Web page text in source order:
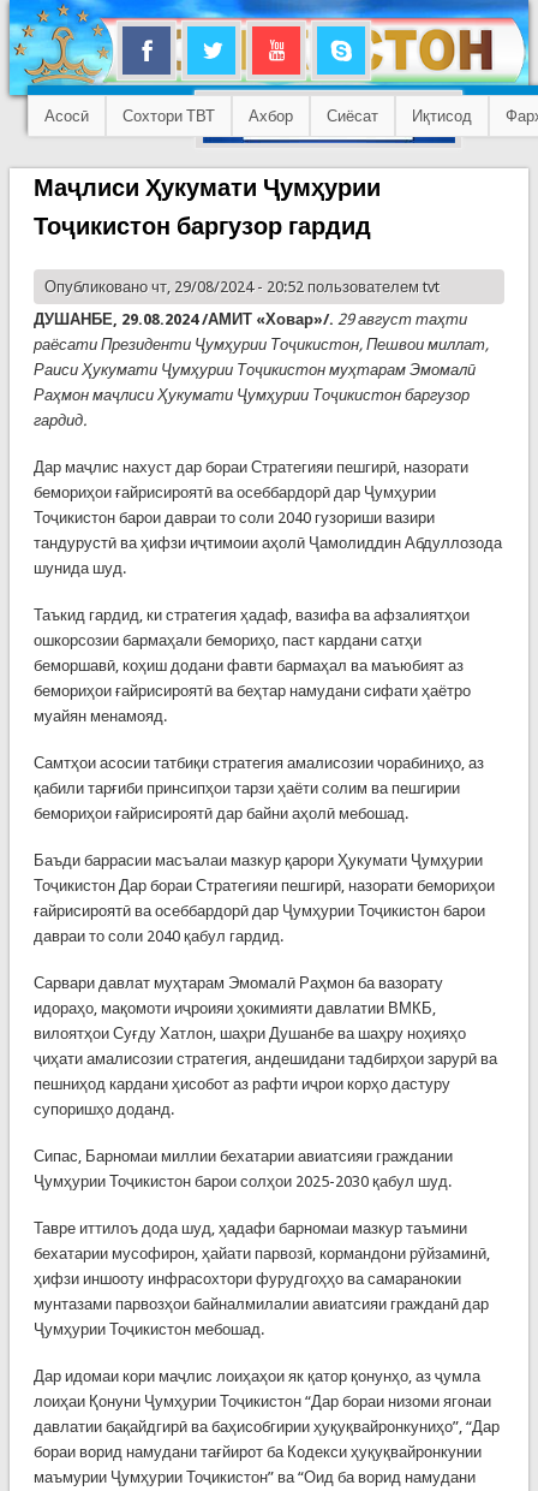
Асосӣ Сохтори ТВТ Ахбор Сиёсат Иқтисод
Маҷлиси Ҳукумати Ҷумҳурии
Тоҷикистон баргузор гардид
Опубликовано чт, 29/08/2024 - 20:52 пользователем tvt
ДУШАНБЕ, 29.08.2024 /АМИТ «Ховар»/. 29 август таҳти
раёсати Президенти Ҷумҳурии Тоҷикистон, Пешвои миллат,
Раиси Ҳукумати Ҷумҳурии Тоҷикистон муҳтарам Эмомалӣ
Раҳмон маҷлиси Ҳукумати Ҷумҳурии Тоҷикистон баргузор
гардид.
Дар маҷлис нахуст дар бораи Стратегияи пешгирӣ, назорати
бемориҳои ғайрисироятӣ ва осеббардорӣ дар Ҷумҳурии
Тоҷикистон барои давраи то соли 2040 гузориши вазири
тандурустӣ ва ҳифзи иҷтимоии аҳолӣ Ҷамолиддин Абдуллозода
шунида шуд.
Таъкид гардид, ки стратегия ҳадаф, вазифа ва афзалиятҳои
ошкорсозии бармаҳали бемориҳо, паст кардани сатҳи
беморшавӣ, коҳиш додани фавти бармаҳал ва маъюбият аз
бемориҳои ғайрисироятӣ ва беҳтар намудани сифати ҳаётро
муайян менамояд.
Самтҳои асосии татбиқи стратегия амалисозии чорабиниҳо, аз
қабили тарғиби принсипҳои тарзи ҳаёти солим ва пешгирии
бемориҳои ғайрисироятӣ дар байни аҳолӣ мебошад.
Баъди баррасии масъалаи мазкур қарори Ҳукумати Ҷумҳурии
Тоҷикистон Дар бораи Стратегияи пешгирӣ, назорати бемориҳои
ғайрисироятӣ ва осеббардорӣ дар Ҷумҳурии Тоҷикистон барои
давраи то соли 2040 қабул гардид.
Сарвари давлат муҳтарам Эмомалӣ Раҳмон ба вазорату
идораҳо, мақомоти иҷроияи ҳокимияти давлатии ВМКБ,
вилоятҳои Суғду Хатлон, шаҳри Душанбе ва шаҳру ноҳияҳо
ҷиҳати амалисозии стратегия, андешидани тадбирҳои зарурӣ ва
пешниҳод кардани ҳисобот аз рафти иҷрои корҳо дастуру
супоришҳо доданд.
Сипас, Барномаи миллии бехатарии авиатсияи граждании
Ҷумҳурии Тоҷикистон барои солҳои 2025-2030 қабул шуд.
Тавре иттилоъ дода шуд, ҳадафи барномаи мазкур таъмини
бехатарии мусофирон, ҳайати парвозӣ, кормандони рӯйзаминӣ,
ҳифзи иншооту инфрасохтори фурудгоҳҳо ва самаранокии
мунтазами парвозҳои байналмилалии авиатсияи гражданӣ дар
Ҷумҳурии Тоҷикистон мебошад.
Дар идомаи кори маҷлис лоиҳаҳои як қатор қонунҳо, аз ҷумла
лоиҳаи Қонуни Ҷумҳурии Тоҷикистон “Дар бораи низоми ягонаи
давлатии бақайдгирӣ ва баҳисобгирии ҳуқуқвайронкуниҳо”, “Дар
бораи ворид намудани тағйирот ба Кодекси ҳуқуқвайронкунии
маъмурии Ҷумҳурии Тоҷикистон” ва “Оид ба ворид намудани